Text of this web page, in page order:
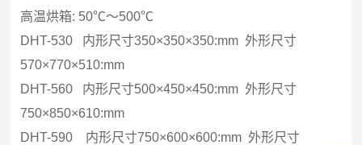
高温烘箱: 50℃～500℃
DHT-530 内形尺寸350×350×350:mm 外形尺寸
570×770×510:mm
DHT-560 内形尺寸500×450×450:mm 外形尺寸
750×850×610:mm
DHT-590 内形尺寸750×600×600:mm 外形尺寸